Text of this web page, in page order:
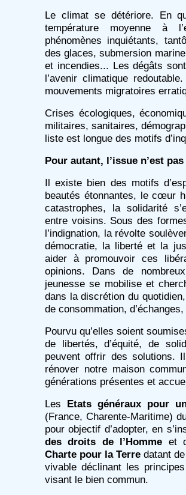
Le climat se détériore. En
température moyenne à
phénomènes inquiétants,
des glaces, submersion
et incendies... Les dégâts
l’avenir climatique
mouvements migratoires
Crises écologiques,
militaires, sanitaires,
liste est longue des motifs
Pour autant, l’issue n’est
Il existe bien des motifs
beautés étonnantes, le cœur
catastrophes, la solidarité
entre voisins. Sous des
l’indignation, la révolte
démocratie, la liberté et la
aider à promouvoir ces
opinions. Dans de
jeunesse se mobilise et
dans la discrétion du
de consommation,
Pourvu qu’elles soient
de libertés, d’équité, de
peuvent offrir des solutions.
rénover notre maison
générations présentes et
Les Etats généraux pour
(France, Charente-Maritime)
pour objectif d’adopter, en
des droits de l’Homme et
Charte pour la Terre datant
vivable déclinant les
visant le bien commun.